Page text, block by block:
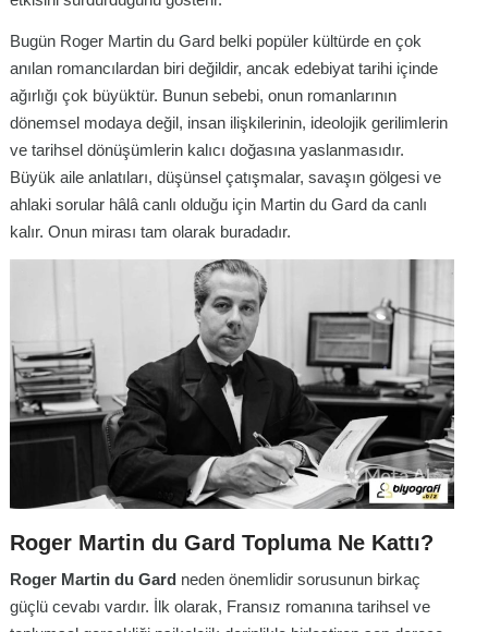
Bugün Roger Martin du Gard belki popüler kültürde en çok
anılan romancılardan biri değildir, ancak edebiyat tarihi içinde
ağırlığı çok büyüktür. Bunun sebebi, onun romanlarının
dönemsel modaya değil, insan ilişkilerinin, ideolojik gerilimlerin
ve tarihsel dönüşümlerin kalıcı doğasına yaslanmasıdır.
Büyük aile anlatıları, düşünsel çatışmalar, savaşın gölgesi ve
ahlaki sorular hâlâ canlı olduğu için Martin du Gard da canlı
kalır. Onun mirası tam olarak buradadır.
Roger Martin du Gard Topluma Ne Kattı?
Roger Martin du Gard neden önemlidir sorusunun birkaç
güçlü cevabı vardır. İlk olarak, Fransız romanına tarihsel ve